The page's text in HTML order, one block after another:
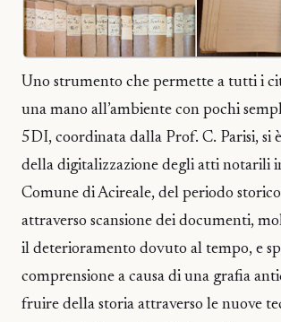
Uno strumento che permette a tutti i
una mano all’ambiente con pochi
5DI, coordinata dalla Prof. C. Parisi, si
della digitalizzazione degli atti notarili
Comune di Acireale, del periodo
attraverso scansione dei documenti,
il deterioramento dovuto al tempo, e
comprensione a causa di una grafia
fruire della storia attraverso le nuove